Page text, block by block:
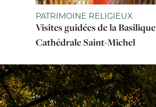
PATRIMOINE RELIGIEUX
Visites guidées de la
Cathédrale Saint-Michel